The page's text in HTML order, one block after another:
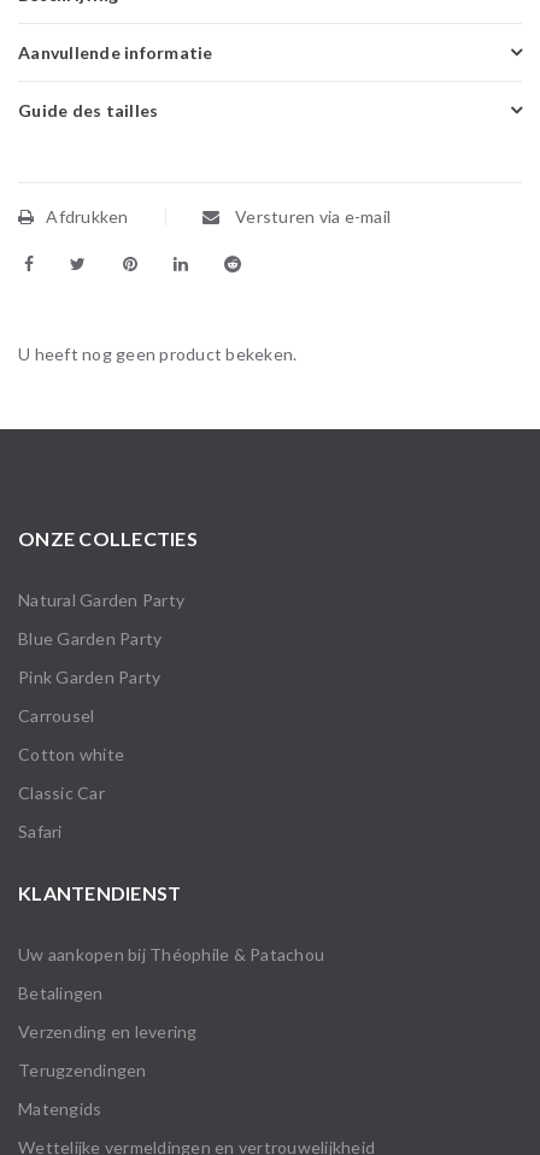
Aanvullende informatie
Guide des tailles
Afdrukken Versturen via e-mail
U heeft nog geen product bekeken.
ONZE COLLECTIES
Natural Garden Party
Blue Garden Party
Pink Garden Party
Carrousel
Cotton white
Classic Car
Safari
KLANTENDIENST
Uw aankopen bij Théophile & Patachou
Betalingen
Verzending en levering
Terugzendingen
Matengids
Wettelijke vermeldingen en vertrouwelijkheid